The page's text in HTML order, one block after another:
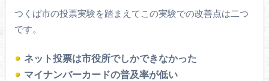
つくば市の投票実験を踏まえてこの実験での改善点は二つ
です。
ネット投票は市役所でしかできなかった
マイナンバーカードの普及率が低い